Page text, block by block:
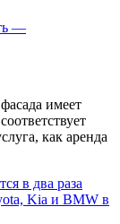
—
имеет
как аренда
Kia и BMW в